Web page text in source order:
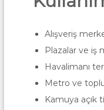
Alışveriş
Plazalar ve iş
Havalimanı
Metro ve toplu
Kamuya açık